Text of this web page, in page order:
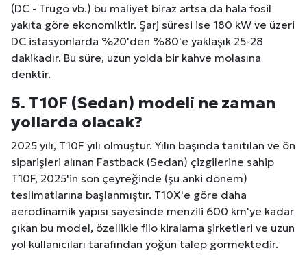
(DC - Trugo vb.) bu maliyet biraz artsa da hala fosil
yakıta göre ekonomiktir. Şarj süresi ise 180 kW ve üzeri
DC istasyonlarda %20'den %80'e yaklaşık 25-28
dakikadır. Bu süre, uzun yolda bir kahve molasına
denktir.
5. T10F (Sedan) modeli ne zaman
yollarda olacak?
2025 yılı, T10F yılı olmuştur. Yılın başında tanıtılan ve ön
siparişleri alınan Fastback (Sedan) çizgilerine sahip
T10F, 2025'in son çeyreğinde (şu anki dönem)
teslimatlarına başlanmıştır. T10X'e göre daha
aerodinamik yapısı sayesinde menzili 600 km'ye kadar
çıkan bu model, özellikle filo kiralama şirketleri ve uzun
yol kullanıcıları tarafından yoğun talep görmektedir.